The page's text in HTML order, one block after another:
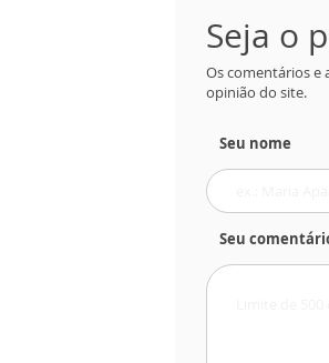
Seja o
Os comentários e
opinião do site.
Seu nome
Seu